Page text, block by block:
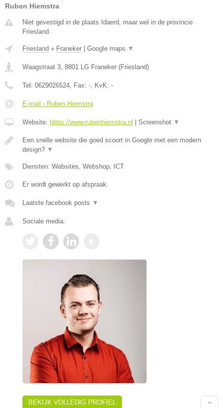
Ruben Hiemstra
Niet gevestigd in de plaats Idaerd, maar wel in de provincie
Friesland.
Friesland » Franeker Google maps ▼
Waagstraat 3, 8801 LG Franeker (Friesland)
Tel: 0629026524, Fax: -, KvK: -
E-mail › Ruben Hiemstra
Website: https://www.rubenhiemstra.nl Screenshot ▼
Een snelle website die goed scoort in Google met een modern
design? ▼
Diensten: Websites, Webshop, ICT
Er wordt gewerkt op afspraak.
Laatste facebook posts ▼
Sociale media:
BEKIJK VOLLEDIG PROFIEL